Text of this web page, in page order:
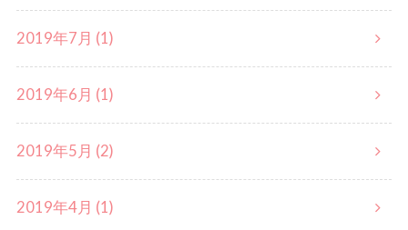
2019年7月 (1)
2019年6月 (1)
2019年5月 (2)
2019年4月 (1)